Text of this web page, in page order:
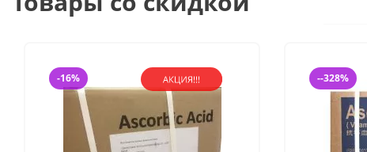
-16% --328%